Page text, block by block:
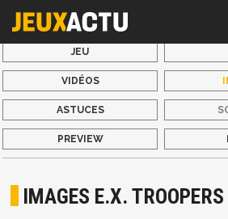
JEU
VIDÉOS
ASTUCES
PREVIEW
IMAGES E.X. TROOPERS